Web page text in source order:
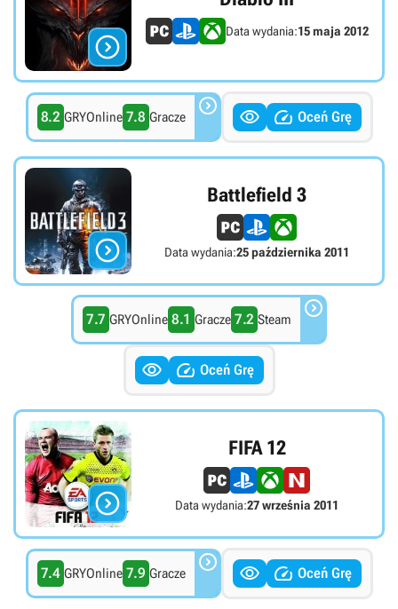
 Data wydania:15 maja 2012
8.2 GRYOnline 7.8 Gracze    Oceń Grę

Battlefield 3
Data wydania:25 października 2011
7.7 GRYOnline 8.1 Gracze 7.2 Steam 
  Oceń Grę

FIFA 12
Data wydania:27 września 2011
7.4 GRYOnline 7.9 Gracze    Oceń Grę